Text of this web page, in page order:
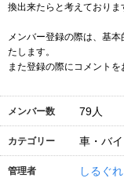
換出来たらと考えておりま
メンバー登録の際は、基
たします。
また登録の際にコメントを
メンバー数 79人
カテゴリー 車・バ
管理者 しるぐれ